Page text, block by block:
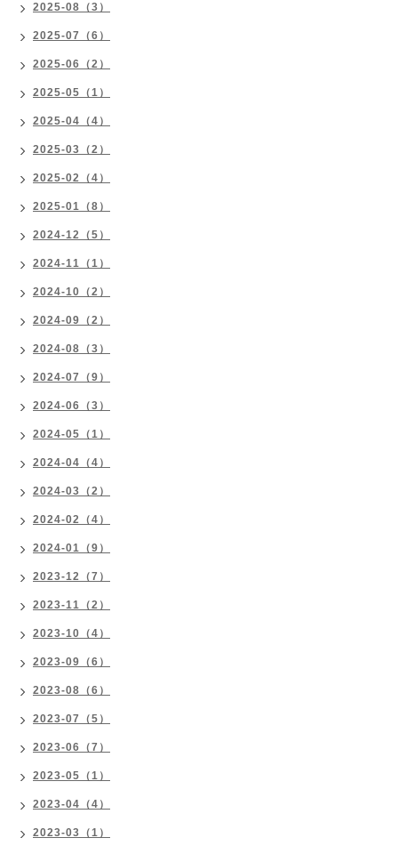
2025-08（3）
2025-07（6）
2025-06（2）
2025-05（1）
2025-04（4）
2025-03（2）
2025-02（4）
2025-01（8）
2024-12（5）
2024-11（1）
2024-10（2）
2024-09（2）
2024-08（3）
2024-07（9）
2024-06（3）
2024-05（1）
2024-04（4）
2024-03（2）
2024-02（4）
2024-01（9）
2023-12（7）
2023-11（2）
2023-10（4）
2023-09（6）
2023-08（6）
2023-07（5）
2023-06（7）
2023-05（1）
2023-04（4）
2023-03（1）